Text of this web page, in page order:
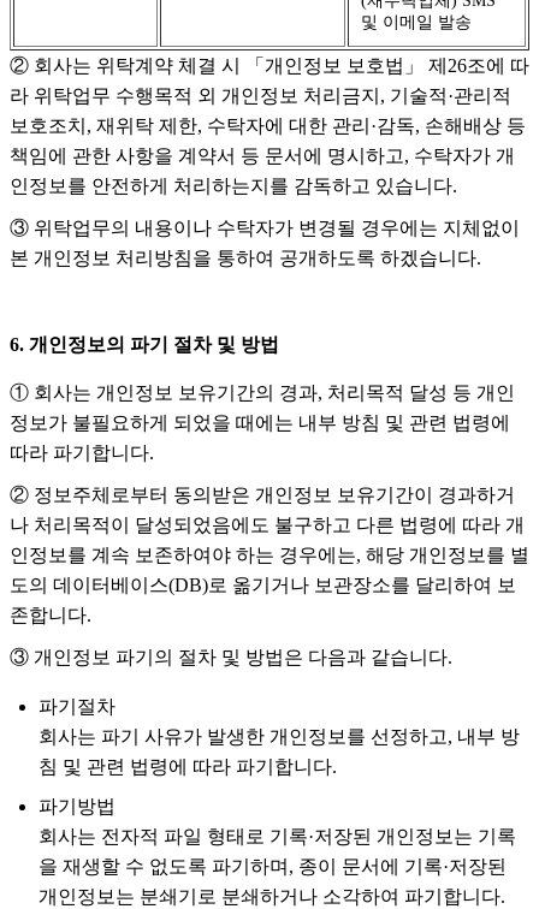
및 이메일 발송
② 회사는 위탁계약 체결 시 「개인정보 보호법」 제26조에 따
라 위탁업무 수행목적 외 개인정보 처리금지, 기술적·관리적
보호조치, 재위탁 제한, 수탁자에 대한 관리·감독, 손해배상 등
책임에 관한 사항을 계약서 등 문서에 명시하고, 수탁자가 개
인정보를 안전하게 처리하는지를 감독하고 있습니다.
③ 위탁업무의 내용이나 수탁자가 변경될 경우에는 지체없이
본 개인정보 처리방침을 통하여 공개하도록 하겠습니다.
6. 개인정보의 파기 절차 및 방법
① 회사는 개인정보 보유기간의 경과, 처리목적 달성 등 개인
정보가 불필요하게 되었을 때에는 내부 방침 및 관련 법령에
따라 파기합니다.
② 정보주체로부터 동의받은 개인정보 보유기간이 경과하거
나 처리목적이 달성되었음에도 불구하고 다른 법령에 따라 개
인정보를 계속 보존하여야 하는 경우에는, 해당 개인정보를 별
도의 데이터베이스(DB)로 옮기거나 보관장소를 달리하여 보
존합니다.
③ 개인정보 파기의 절차 및 방법은 다음과 같습니다.
파기절차
회사는 파기 사유가 발생한 개인정보를 선정하고, 내부 방
침 및 관련 법령에 따라 파기합니다.
파기방법
회사는 전자적 파일 형태로 기록·저장된 개인정보는 기록
을 재생할 수 없도록 파기하며, 종이 문서에 기록·저장된
개인정보는 분쇄기로 분쇄하거나 소각하여 파기합니다.